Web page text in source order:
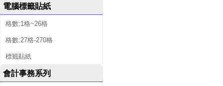
電腦標籤貼紙
格數:1格~26格
格數:27格-270格
標籤貼紙
會計事務系列